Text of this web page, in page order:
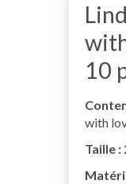
10
with
Taille :